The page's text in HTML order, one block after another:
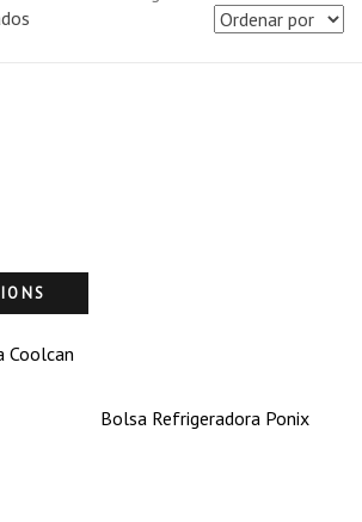
Coolcan
Bolsa Refrigeradora Ponix